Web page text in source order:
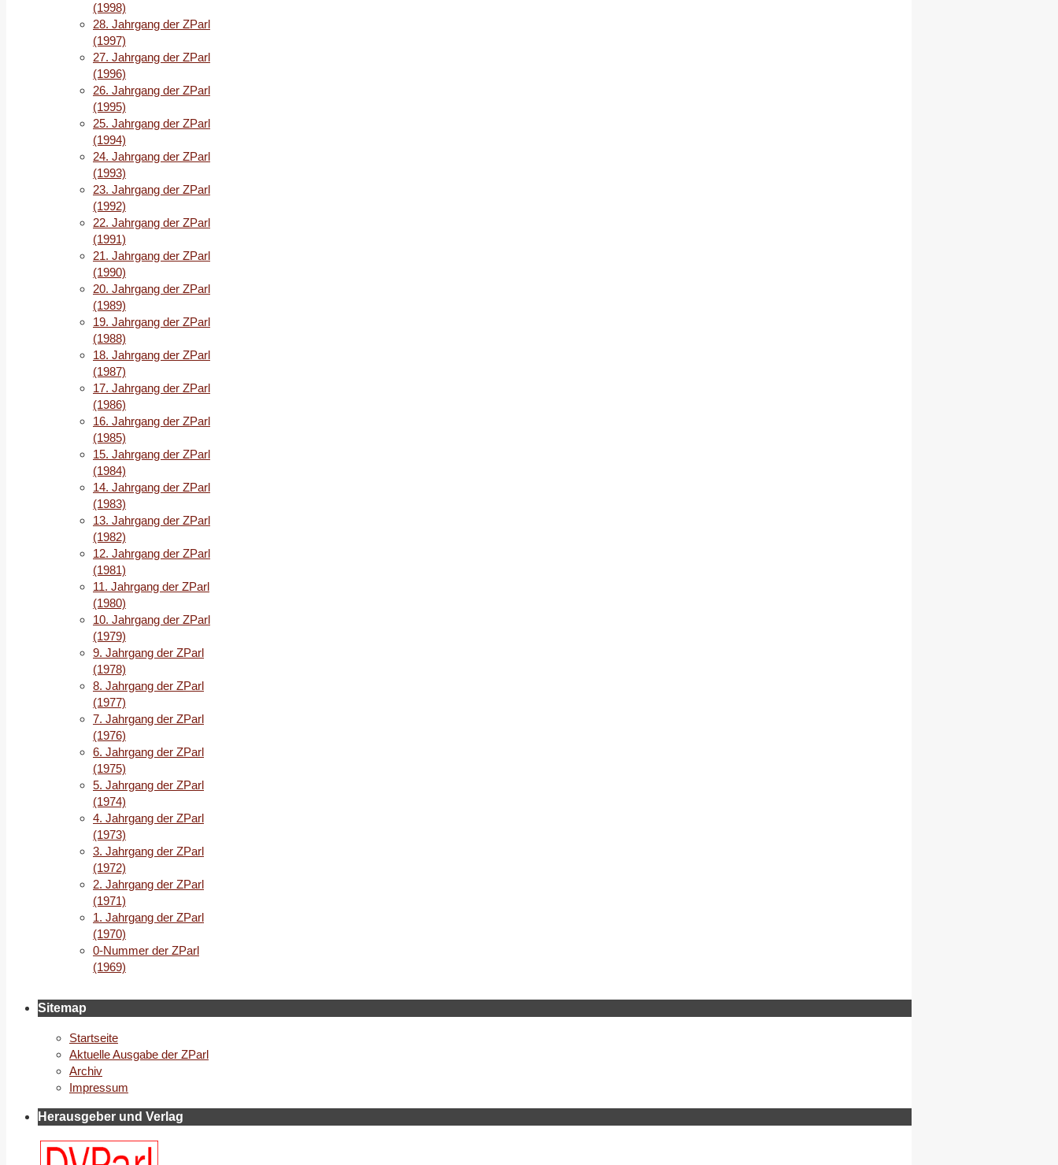
(1998)
28. Jahrgang der ZParl
(1997)
27. Jahrgang der ZParl
(1996)
26. Jahrgang der ZParl
(1995)
25. Jahrgang der ZParl
(1994)
24. Jahrgang der ZParl
(1993)
23. Jahrgang der ZParl
(1992)
22. Jahrgang der ZParl
(1991)
21. Jahrgang der ZParl
(1990)
20. Jahrgang der ZParl
(1989)
19. Jahrgang der ZParl
(1988)
18. Jahrgang der ZParl
(1987)
17. Jahrgang der ZParl
(1986)
16. Jahrgang der ZParl
(1985)
15. Jahrgang der ZParl
(1984)
14. Jahrgang der ZParl
(1983)
13. Jahrgang der ZParl
(1982)
12. Jahrgang der ZParl
(1981)
11. Jahrgang der ZParl
(1980)
10. Jahrgang der ZParl
(1979)
9. Jahrgang der ZParl
(1978)
8. Jahrgang der ZParl
(1977)
7. Jahrgang der ZParl
(1976)
6. Jahrgang der ZParl
(1975)
5. Jahrgang der ZParl
(1974)
4. Jahrgang der ZParl
(1973)
3. Jahrgang der ZParl
(1972)
2. Jahrgang der ZParl
(1971)
1. Jahrgang der ZParl
(1970)
0-Nummer der ZParl
(1969)
Sitemap
Startseite
Aktuelle Ausgabe der ZParl
Archiv
Impressum
Herausgeber und Verlag